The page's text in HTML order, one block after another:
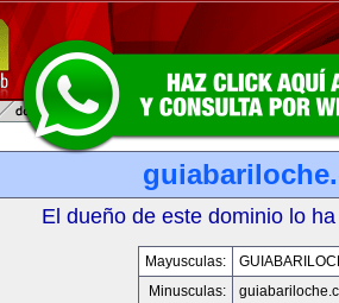
El dueño de este dominio lo
Mayusculas:
Minusculas: